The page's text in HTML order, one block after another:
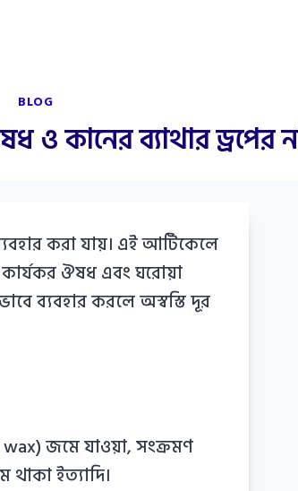
BLOG
ও কানের ব্যাথার ড্রপের
করা যায়। এই আর্টিকেলে
ঔষধ এবং ঘরোয়া
ব্যবহার করলে অস্বস্তি দূর
জমে যাওয়া, সংক্রমণ
ইত্যাদি।